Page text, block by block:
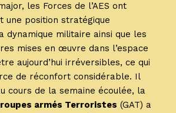
les Forces de l’AES ont
une position stratégique
dynamique militaire ainsi que les
mises en œuvre dans l’espace
aujourd’hui irréversibles, ce qui
de réconfort considérable. Il
cours de la semaine écoulée, la
armés Terroristes (GAT) a